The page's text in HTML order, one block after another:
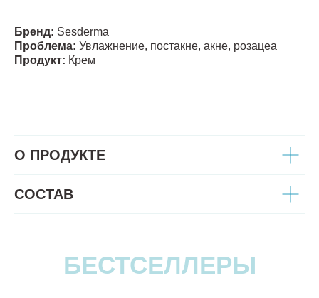
Бренд: Sesderma
Проблема: Увлажнение, постакне, акне, розацеа
Продукт: Крем
О ПРОДУКТЕ
СОСТАВ
БЕСТСЕЛЛЕРЫ